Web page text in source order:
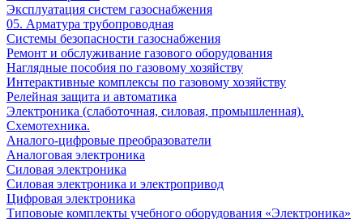
Эксплуатация систем газоснабжения
05. Арматура трубопроводная
Системы безопасности газоснабжения
Ремонт и обслуживание газового оборудования
Наглядные пособия по газовому хозяйству
Интерактивные комплексы по газовому хозяйству
Релейная защита и автоматика
Электроника (слаботочная, силовая, промышленная).
Схемотехника.
Аналого-цифровые преобразователи
Аналоговая электроника
Cиловая электроника
Cиловая электроника и электропривод
Цифровая электроника
Типовоые комплекты учебного оборудования «Электроника»